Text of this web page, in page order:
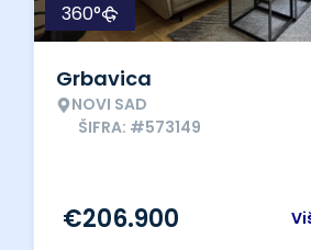
360°
Grbavica
NOVI SAD
ŠIFRA: #573149
€206.900